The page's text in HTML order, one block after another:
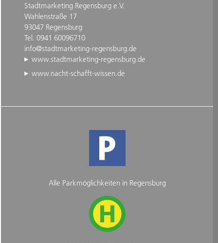
Stadtmarketing Regensburg e.V.
Wahlenstraße 17
93047 Regensburg
Tel. 0941 60096710
info@stadtmarketing-regensburg.de
www.stadtmarketing-regensburg.de
www.nacht-schafft-wissen.de
Alle Parkmöglichkeiten in Regensburg